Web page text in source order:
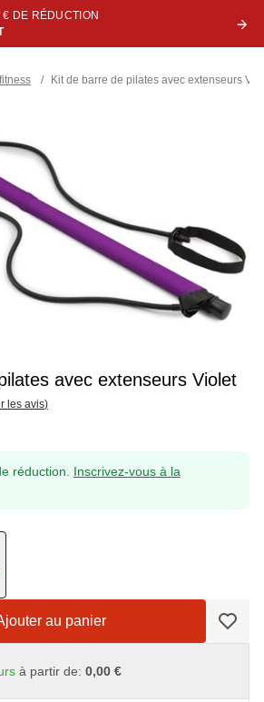
DE RÉDUCTION
/ Kit de barre de pilates avec extenseurs
avec extenseurs Violet
les avis)
réduction. Inscrivez-vous à la
au panier
à partir de: 0,00 €